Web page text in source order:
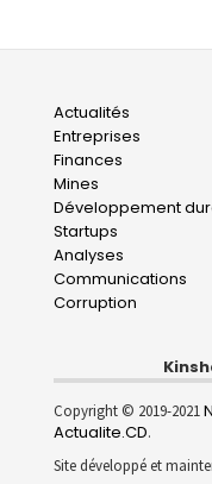
Main
Actualités
Entreprises
Finances
Mines
Développement
Startups
Analyses
Communications
Corruption
Copyright © 2019-2021
Actualite.CD.
Site développé et